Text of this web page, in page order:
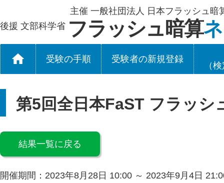
後援 文部科学省
主催 一般社団法人 日本フラッシュ暗
フラッシュ暗算
受験の手順 受験者の新規登録
（
第5回全日本FaST フラッシ
結果一覧に戻る
開催期間：2023年8月28日 10:00 ～ 2023年9月4日